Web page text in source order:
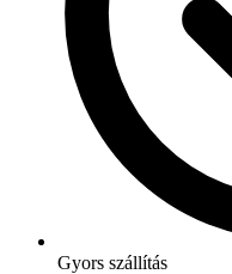
Gyors szállítás